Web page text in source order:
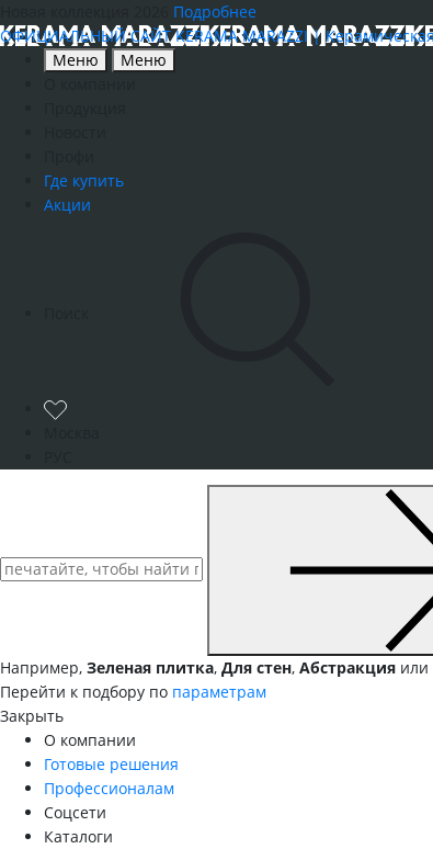
Подробнее
ОФИЦИАЛЬНЫЙ САЙТ KERAMA MARAZZI | Керамическая
Меню
Меню
Где купить
Акции
Например, Зеленая плитка, Для стен, Абстракция или
Перейти к подбору по параметрам
Закрыть
О компании
Готовые решения
Профессионалам
Соцсети
Каталоги